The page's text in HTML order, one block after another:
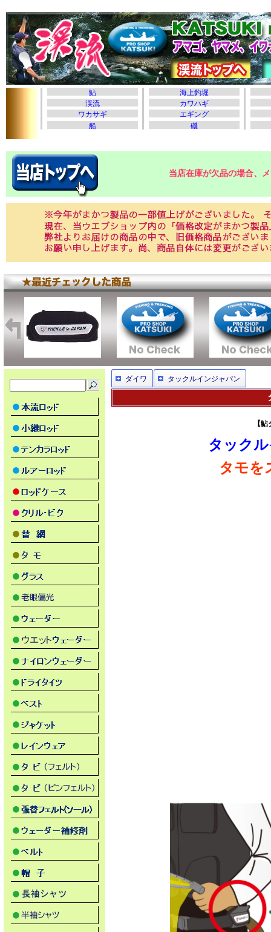
当店在庫が欠品の場合、
ダイワ タックルインジャパン
【
タック
タモを